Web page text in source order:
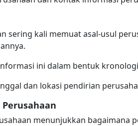
sering kali memuat asal-usul
ini dalam bentuk
dan lokasi pendirian
menunjukkan bagaimana